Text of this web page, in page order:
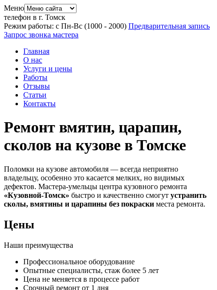
Меню
телефон в г. Томск
Режим работы: с Пн-Вс (1000 - 2000) Предварительная запись
Запрос звонка мастера
Главная
О нас
Услуги и цены
Работы
Отзывы
Статьи
Контакты
Ремонт вмятин, царапин,
сколов на кузове в Томске
Поломки на кузове автомобиля — всегда неприятно
владельцу, особенно это касается мелких, но видимых
дефектов. Мастера-умельцы центра кузовного ремонта
«Кузовной-Томск» быстро и качественно смогут устранить
сколы, вмятины и царапины без покраски места ремонта.
Цены
Наши преимущества
Профессиональное оборудование
Опытные специалисты, стаж более 5 лет
Цена не меняется в процессе работ
Срочный ремонт от 1 дня